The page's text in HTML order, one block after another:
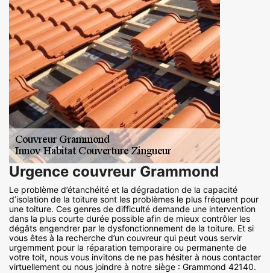
Urgence couvreur Grammond
Le problème d’étanchéité et la dégradation de la capacité
d’isolation de la toiture sont les problèmes le plus fréquent pour
une toiture. Ces genres de difficulté demande une intervention
dans la plus courte durée possible afin de mieux contrôler les
dégâts engendrer par le dysfonctionnement de la toiture. Et si
vous êtes à la recherche d’un couvreur qui peut vous servir
urgemment pour la réparation temporaire ou permanente de
votre toit, nous vous invitons de ne pas hésiter à nous contacter
virtuellement ou nous joindre à notre siège : Grammond 42140.